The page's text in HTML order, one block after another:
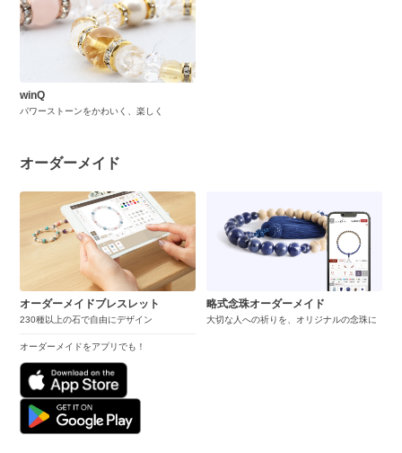
winQ
パワーストーンをかわいく、楽しく
オーダーメイド
オーダーメイドブレスレット
230種以上の石で自由にデザイン
オーダーメイドをアプリでも！
略式念珠オーダーメイド
大切な人への祈りを、オリジナルの念珠に